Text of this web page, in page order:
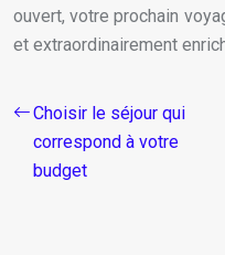
ouvert, votre prochain
et extraordinairement
Choisir le séjour qui
correspond à votre
budget